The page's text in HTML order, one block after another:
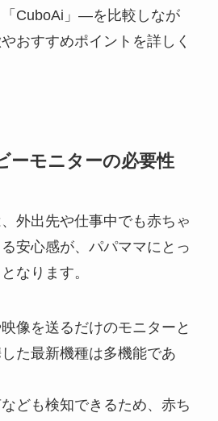
CuboAi」―を比較しなが
おすすめポイントを詳しく
ーモニターの必要性
外出先や仕事中でも赤ちゃ
安心感が、パパママにとっ
なります。
像を送るだけのモニターと
た最新機種は多機能であ
ども検知できるため、赤ち